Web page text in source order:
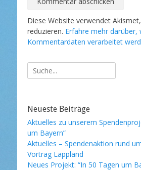
Diese Website verwendet
reduzieren. Erfahre mehr darüber,
Kommentardaten verarbeitet
Suche
nach:
Neueste Beiträge
Aktuelles zu unserem
um Bayern”
Aktuelles – Spendenaktion rund
Vortrag Lappland
Neues Projekt: “In 50 Tagen um